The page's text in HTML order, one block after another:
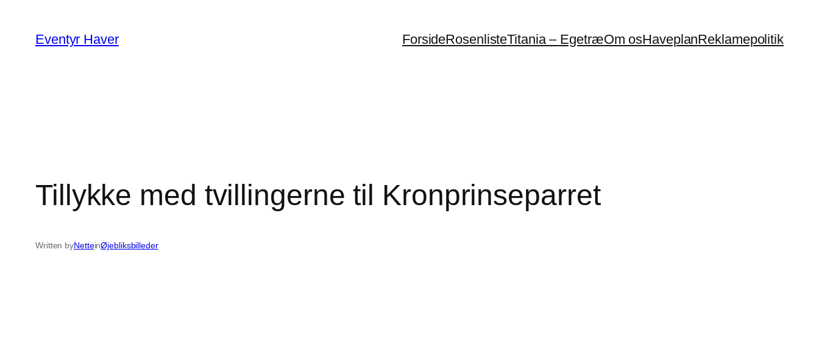
indhold
Eventyr Haver ForsideRosenlisteTitania – EgetræOm osHaveplanReklamepolitik
Tillykke med tvillingerne til Kronprinseparret
Written byNetteinØjebliksbilleder